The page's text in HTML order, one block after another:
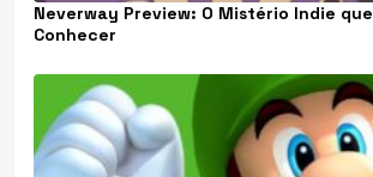
Neverway Preview: O Mistério Indie
Conhecer